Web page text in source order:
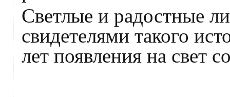
Светлые и радостные
свидетелями такого
лет появления на свет